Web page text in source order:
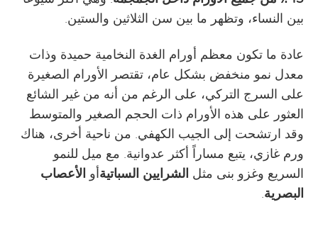
بين النساء، وتظهر ما بين سن الثلاثين والستين.
عادة ما تكون معظم أورام الغدة النخامية حميدة وذات
معدل نمو منخفض بشكل عام، تقتصر الأورام الصغيرة
على السرج التركي، على الرغم من أنه من غير الشائع
العثور على هذه الأورام ذات الحجم الصغير والمتوسط
وقد ارتشحت إلى الجيب الكهفي. من ناحية أخرى، هناك
ورم غازي، يتبع مساراً أكثر عدوانية. مع ميل للنمو
السريع وغزو بنى مثل الشرايين السباتيةأو الأعصاب
البصرية.